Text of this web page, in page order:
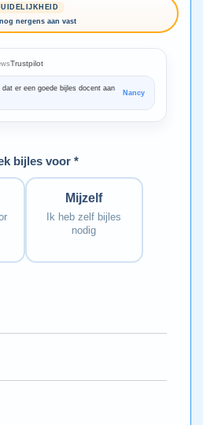
nergens aan vast
Trustpilot
er een goede bijles docent aan
Nancy
bijles voor *
Mijzelf
Ik heb zelf bijles
nodig